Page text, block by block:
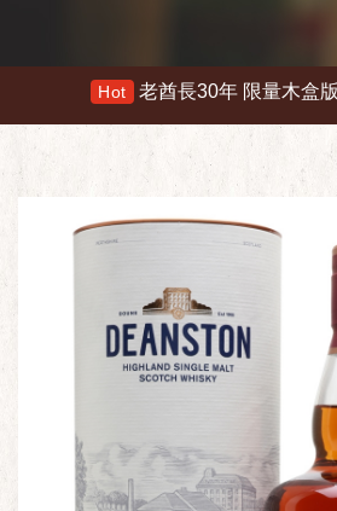
老酋長30年 限量木盒版 特